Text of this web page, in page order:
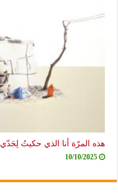
هذه المرّة أنا الذي حكيتُ لِجَدّي
10/10/2025